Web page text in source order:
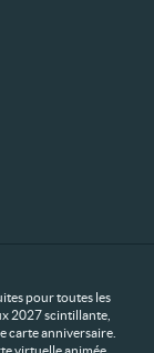
pour toutes les
2027 scintillante,
carte anniversaire.
virtuelle animée,